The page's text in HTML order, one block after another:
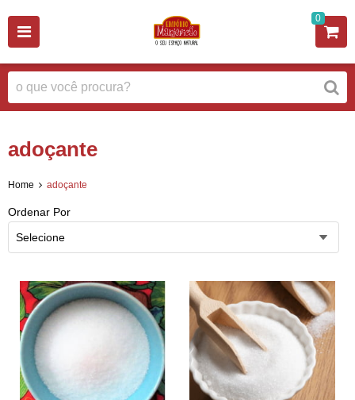
0
adoçante
Home adoçante
Ordenar Por
Selecione